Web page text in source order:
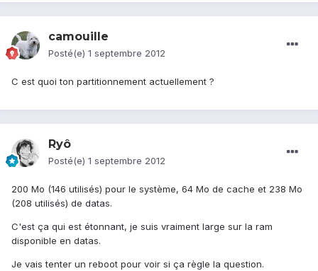
camouille
Posté(e) 1 septembre 2012
C est quoi ton partitionnement actuellement ?
Ryô
Posté(e) 1 septembre 2012
200 Mo (146 utilisés) pour le système, 64 Mo de cache et 238 Mo
(208 utilisés) de datas.
C'est ça qui est étonnant, je suis vraiment large sur la ram
disponible en datas.
Je vais tenter un reboot pour voir si ça règle la question.